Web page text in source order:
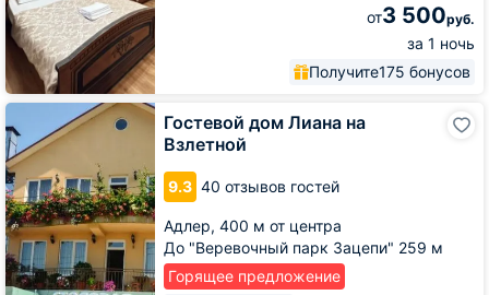
от3 500руб.
за 1 ночь
Получите175 бонусов
Гостевой дом Лиана на
Взлетной
9.3 40 отзывов гостей
Адлер, 400 м от центра
До "Веревочный парк Зацепи" 259 м
Горящее предложение
Гостевой
дом
Лиана
на
Взлетной